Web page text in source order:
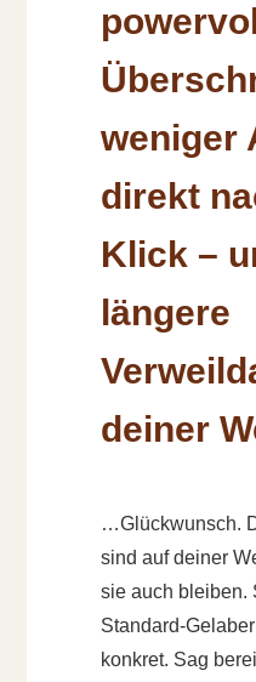
weniger
direkt
Klick –
längere
deiner
…Glückwunsch.
sind auf deiner
sie auch bleiben.
Standard-
konkret. Sag